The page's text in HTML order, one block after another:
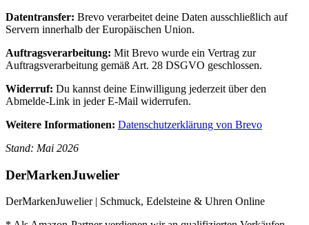
Datentransfer: Brevo verarbeitet deine Daten ausschließlich auf
Servern innerhalb der Europäischen Union.
Auftragsverarbeitung: Mit Brevo wurde ein Vertrag zur
Auftragsverarbeitung gemäß Art. 28 DSGVO geschlossen.
Widerruf: Du kannst deine Einwilligung jederzeit über den
Abmelde-Link in jeder E-Mail widerrufen.
Weitere Informationen: Datenschutzerklärung von Brevo
Stand: Mai 2026
DerMarkenJuwelier
DerMarkenJuwelier | Schmuck, Edelsteine & Uhren Online